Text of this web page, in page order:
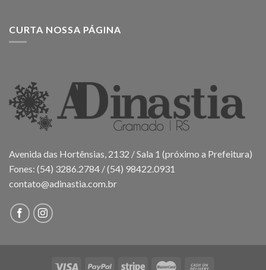
CURTA NOSSA PÁGINA
Avenida das Hortênsias, 2132 / Sala 1 (próximo a Prefeitura)
Fones: (54) 3286.2784 / (54) 98422.0931
contato@adinastia.com.br